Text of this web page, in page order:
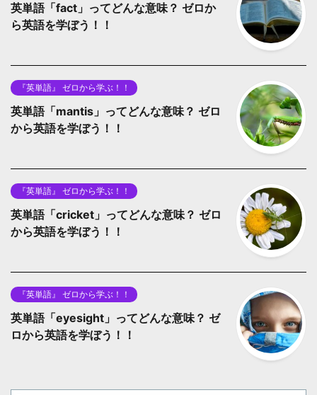
英単語「fact」ってどんな意味？ ゼロか
ら英語を学ぼう！！
『英単語』 ゼロから学ぶ！！
英単語「mantis」ってどんな意味？ ゼロ
から英語を学ぼう！！
『英単語』 ゼロから学ぶ！！
英単語「cricket」ってどんな意味？ ゼロ
から英語を学ぼう！！
『英単語』 ゼロから学ぶ！！
英単語「eyesight」ってどんな意味？ ゼ
ロから英語を学ぼう！！